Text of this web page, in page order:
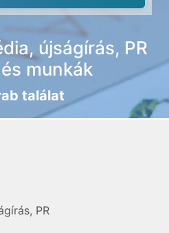
újságírás, PR
munkák
találat
PR